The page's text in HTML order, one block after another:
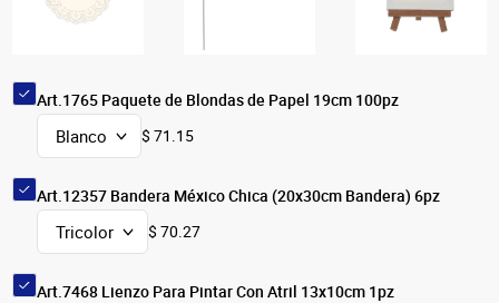
Art.1765 Paquete de Blondas de Papel 19cm 100pz
$ 71.15
Art.12357 Bandera México Chica (20x30cm Bandera) 6pz
$ 70.27
Art.7468 Lienzo Para Pintar Con Atril 13x10cm 1pz